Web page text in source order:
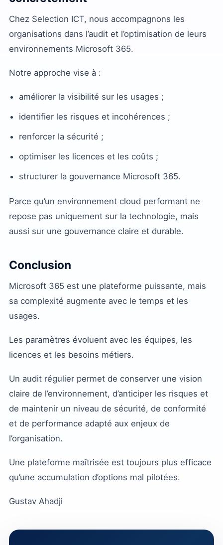
Chez Selection ICT, nous accompagnons les
organisations dans l’audit et l’optimisation de leurs
environnements Microsoft 365.
Notre approche vise à :
améliorer la visibilité sur les usages ;
identifier les risques et incohérences ;
renforcer la sécurité ;
optimiser les licences et les coûts ;
structurer la gouvernance Microsoft 365.
Parce qu’un environnement cloud performant ne
repose pas uniquement sur la technologie, mais
aussi sur une gouvernance claire et durable.
Conclusion
Microsoft 365 est une plateforme puissante, mais
sa complexité augmente avec le temps et les
usages.
Les paramètres évoluent avec les équipes, les
licences et les besoins métiers.
Un audit régulier permet de conserver une vision
claire de l’environnement, d’anticiper les risques et
de maintenir un niveau de sécurité, de conformité
et de performance adapté aux enjeux de
l’organisation.
Une plateforme maîtrisée est toujours plus efficace
qu’une accumulation d’options mal pilotées.
Gustav Ahadji